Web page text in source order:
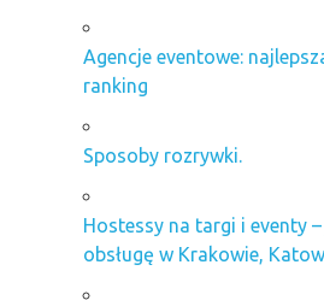
Agencje eventowe:
ranking
Sposoby rozrywki.
Hostessy na targi i eventy
obsługę w Krakowie,